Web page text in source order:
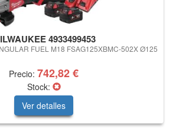
4933499453
FUEL M18 FSAG125XBMC-502X Ø125
Precio: 742,82 €
Stock:
Ver detalles